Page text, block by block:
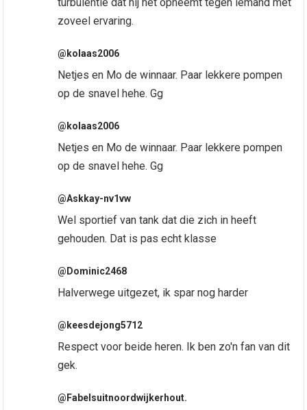
zoveel ervaring.
@kolaas2006
Netjes en Mo de winnaar. Paar lekkere pompen
op de snavel hehe. Gg
@kolaas2006
Netjes en Mo de winnaar. Paar lekkere pompen
op de snavel hehe. Gg
@Askkay-nv1vw
Wel sportief van tank dat die zich in heeft
gehouden. Dat is pas echt klasse
@Dominic2468
Halverwege uitgezet, ik spar nog harder
@keesdejong5712
Respect voor beide heren. Ik ben zo'n fan van dit
gek.
@Fabelsuitnoordwijkerhout.